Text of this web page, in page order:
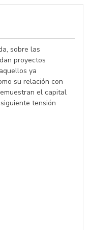
sobre las
proyectos
ya
su relación con
el capital
tensión